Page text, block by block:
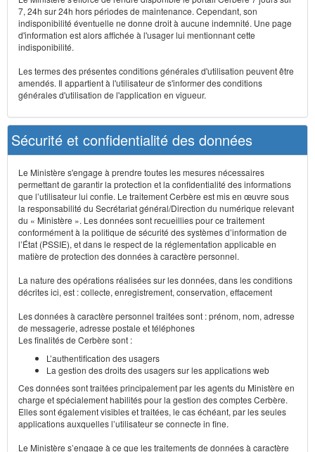
7, 24h sur 24h hors périodes de maintenance. Cependant, son
indisponibilité éventuelle ne donne droit à aucune indemnité. Une page
d'information est alors affichée à l'usager lui mentionnant cette
indisponibilité.
Les termes des présentes conditions générales d'utilisation peuvent être
amendés. Il appartient à l'utilisateur de s'informer des conditions
générales d'utilisation de l'application en vigueur.
Sécurité et confidentialité des données
Le Ministère s'engage à prendre toutes les mesures nécessaires
permettant de garantir la protection et la confidentialité des informations
que l’utilisateur lui confie. Le traitement Cerbère est mis en œuvre sous
la responsabilité du Secrétariat général/Direction du numérique relevant
du « Ministère ». Les données sont recueillies pour ce traitement
conformément à la politique de sécurité des systèmes d’information de
l’État (PSSIE), et dans le respect de la réglementation applicable en
matière de protection des données à caractère personnel.
La nature des opérations réalisées sur les données, dans les conditions
décrites ici, est : collecte, enregistrement, conservation, effacement
Les données à caractère personnel traitées sont : prénom, nom, adresse
de messagerie, adresse postale et téléphones
Les finalités de Cerbère sont :
L’authentification des usagers
La gestion des droits des usagers sur les applications web
Ces données sont traitées principalement par les agents du Ministère en
charge et spécialement habilités pour la gestion des comptes Cerbère.
Elles sont également visibles et traitées, le cas échéant, par les seules
applications auxquelles l’utilisateur se connecte in fine.
Le Ministère s’engage à ce que les traitements de données à caractère